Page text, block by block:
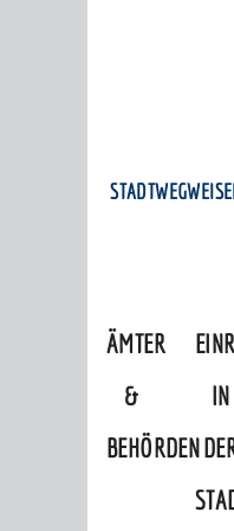
ÄMTER
&
BEHÖRDEN
IN